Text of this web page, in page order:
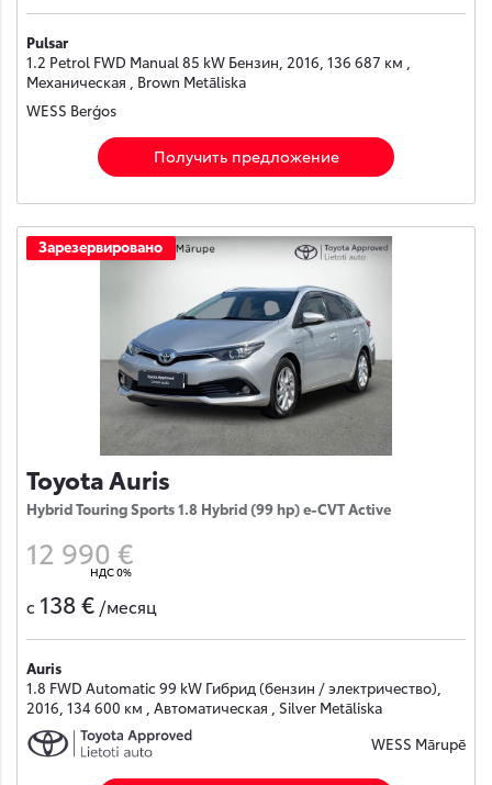
Pulsar
1.2 Petrol FWD Manual 85 kW Бензин, 2016, 136 687 км ,
Механическая , Brown Metāliska
WESS Berģos
Получить предложение
Зарезервировано
Toyota Auris
Hybrid Touring Sports 1.8 Hybrid (99 hp) e-CVT Active
12 990 €
НДС 0%
с 138 € /месяц
Auris
1.8 FWD Automatic 99 kW Гибрид (бензин / электричество),
2016, 134 600 км , Автоматическая , Silver Metāliska
WESS Mārupē